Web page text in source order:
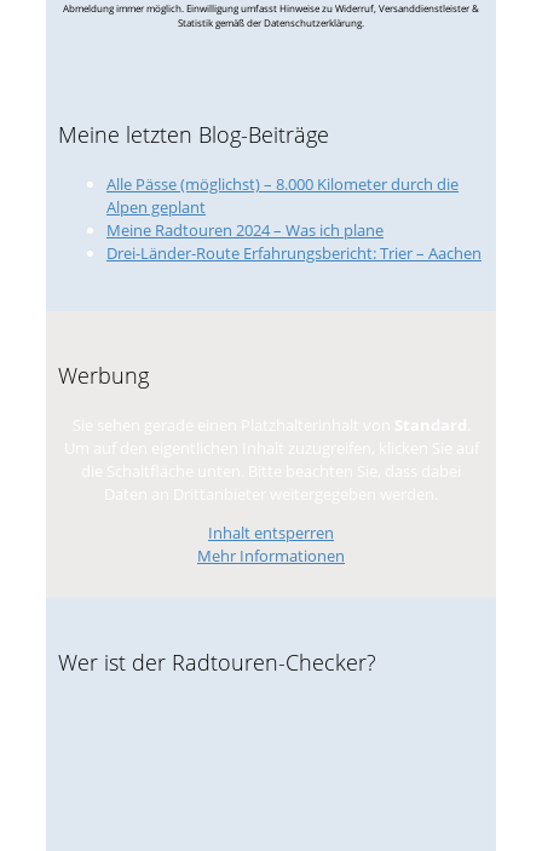
Abmeldung immer möglich. Einwilligung umfasst Hinweise zu Widerruf, Versanddienstleister &
Statistik gemäß der Datenschutzerklärung.
Meine letzten Blog-Beiträge
Alle Pässe (möglichst) – 8.000 Kilometer durch die
Alpen geplant
Meine Radtouren 2024 – Was ich plane
Drei-Länder-Route Erfahrungsbericht: Trier – Aachen
Werbung
Inhalt entsperren
Mehr Informationen
Wer ist der Radtouren-Checker?